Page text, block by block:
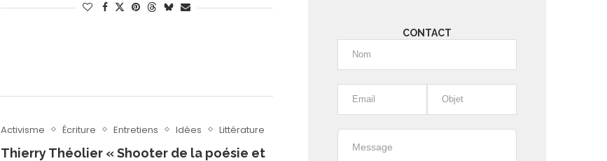
Activisme Écriture Entretiens Idées Littérature
Thierry Théolier « Shooter de la poésie et
CONTACT